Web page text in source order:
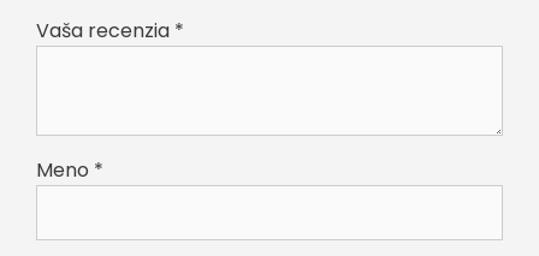
Vaša recenzia *
Meno *